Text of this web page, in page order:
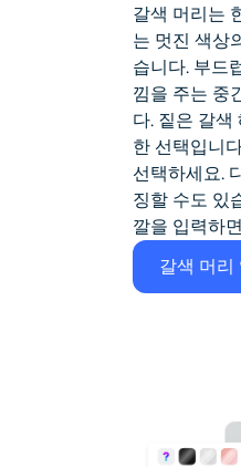
갈색 머리는
는 멋진 색상
습니다. 부드
낌을 주는 중
다. 짙은 갈색
한 선택입니
선택하세요.
징할 수도 있
깔을 입력하
갈색 머리